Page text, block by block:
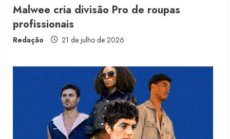
Malwee cria divisão Pro de roupas
profissionais
Redação 21 de julho de 2026
receita em 2026
5
Projeto testa passaporte digital na
moda nacional
4 de agosto de 2026